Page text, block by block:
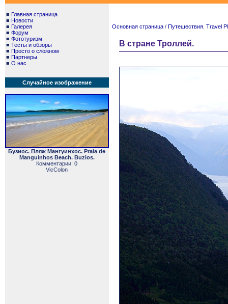
■ Главная страница
■ Новости
■ Галерея
■ Форум
■ Фототуризм
■ Тесты и обзоры
■ Просто о сложном
■ Партнеры
■ О нас
Случайное изображение
Бузиос. Пляж Мангуинхос. Praia de
Manguinhos Beach. Buzios.
Комментарии: 0
VicColon
Основная страница / Путешествия. Travel
В стране Троллей.